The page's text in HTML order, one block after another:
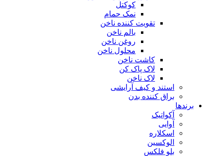
کوکتل
نمک حمام
تقویت کننده ناخن
بالم ناخن
روغن ناخن
محلول ناخن
کاشت ناخن
لاک پاک کن
لاک ناخن
استند و کیف آرایشی
براق کننده بدن
برندها
آکواتیک
آوایی
اسکلاره
الوکسین
بلو فلکس